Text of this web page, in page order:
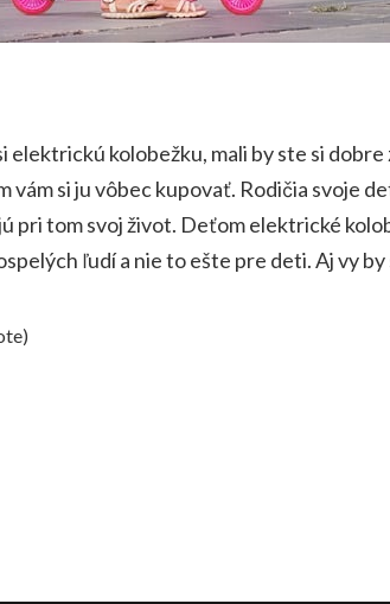
elektrickú kolobežku, mali by ste si
vám si ju vôbec kupovať. Rodičia svoje
pri tom svoj život. Deťom elektrické
ľudí a nie to ešte pre deti. Aj vy